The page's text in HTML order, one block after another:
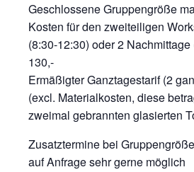
Geschlossene Gruppengröße
Kosten für den zweiteiligen
(8:30-12:30) oder 2
130,-
Ermäßigter Ganztagestarif (2
(excl. Materialkosten, diese
zweimal gebrannten glasierten
Zusatztermine bei
auf Anfrage sehr gerne möglich